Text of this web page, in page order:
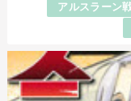
アルスラーン